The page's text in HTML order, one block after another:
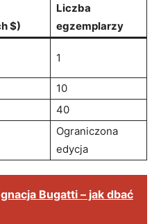
$)
Liczba
egzemplarzy
1
10
40
Ograniczona
edycja
Bugatti – jak dbać